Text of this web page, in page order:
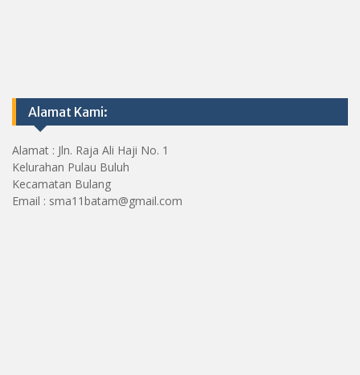
Alamat Kami:
Alamat : Jln. Raja Ali Haji No. 1
Kelurahan Pulau Buluh
Kecamatan Bulang
Email : sma11batam@gmail.com